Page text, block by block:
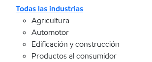
Todas las industrias
Agricultura
Automotor
Edificación y construcción
Productos al consumidor